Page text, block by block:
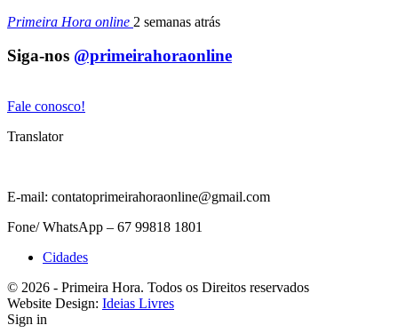
Primeira Hora online 2 semanas atrás
Siga-nos @primeirahoraonline
Fale conosco!
Translator
E-mail: contatoprimeirahoraonline@gmail.com
Fone/ WhatsApp – 67 99818 1801
Cidades
© 2026 - Primeira Hora. Todos os Direitos reservados
Website Design: Ideias Livres
Sign in